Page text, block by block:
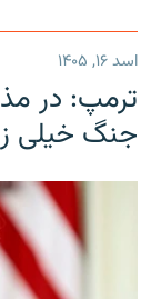
اسد ۱۶, ۱۴۰۵
ترمپ: در
جنگ خیلی